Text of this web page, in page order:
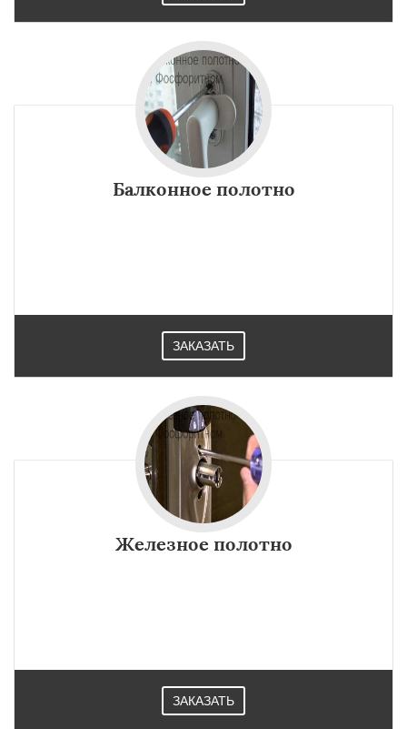
Балконное полотно
ЗАКАЗАТЬ
Железное полотно
ЗАКАЗАТЬ
Даю согласие на обработку персональных данных